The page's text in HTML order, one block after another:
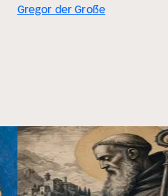
Gregor der Große